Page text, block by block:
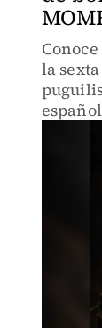
la
español